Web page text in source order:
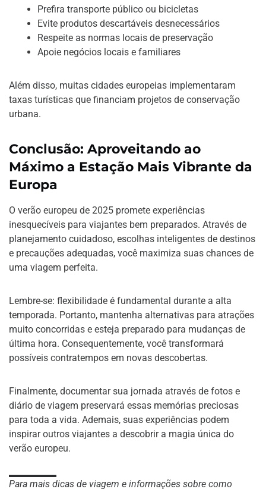
Prefira transporte público ou bicicletas
Evite produtos descartáveis desnecessários
Respeite as normas locais de preservação
Apoie negócios locais e familiares
Além disso, muitas cidades europeias implementaram
taxas turísticas que financiam projetos de conservação
urbana.
Conclusão: Aproveitando ao
Máximo a Estação Mais Vibrante da
Europa
O verão europeu de 2025 promete experiências
inesquecíveis para viajantes bem preparados. Através de
planejamento cuidadoso, escolhas inteligentes de destinos
e precauções adequadas, você maximiza suas chances de
uma viagem perfeita.
Lembre-se: flexibilidade é fundamental durante a alta
temporada. Portanto, mantenha alternativas para atrações
muito concorridas e esteja preparado para mudanças de
última hora. Consequentemente, você transformará
possíveis contratempos em novas descobertas.
Finalmente, documentar sua jornada através de fotos e
diário de viagem preservará essas memórias preciosas
para toda a vida. Ademais, suas experiências podem
inspirar outros viajantes a descobrir a magia única do
verão europeu.
Para mais dicas de viagem e informações sobre como